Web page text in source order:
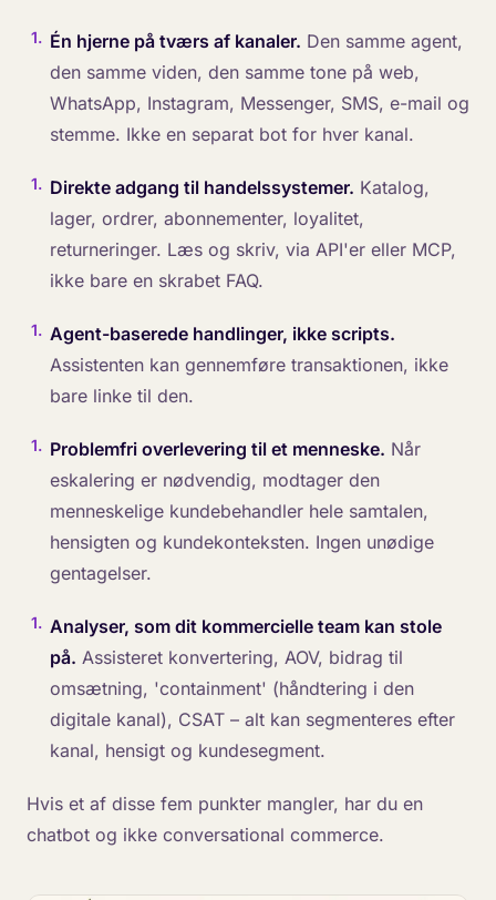
1. Én hjerne på tværs af kanaler. Den samme agent,
den samme viden, den samme tone på web,
WhatsApp, Instagram, Messenger, SMS, e-mail og
stemme. Ikke en separat bot for hver kanal.
1. Direkte adgang til handelssystemer. Katalog,
lager, ordrer, abonnementer, loyalitet,
returneringer. Læs og skriv, via API'er eller MCP,
ikke bare en skrabet FAQ.
1. Agent-baserede handlinger, ikke scripts.
Assistenten kan gennemføre transaktionen, ikke
bare linke til den.
1. Problemfri overlevering til et menneske. Når
eskalering er nødvendig, modtager den
menneskelige kundebehandler hele samtalen,
hensigten og kundekonteksten. Ingen unødige
gentagelser.
1. Analyser, som dit kommercielle team kan stole
på. Assisteret konvertering, AOV, bidrag til
omsætning, 'containment' (håndtering i den
digitale kanal), CSAT – alt kan segmenteres efter
kanal, hensigt og kundesegment.
Hvis et af disse fem punkter mangler, har du en
chatbot og ikke conversational commerce.